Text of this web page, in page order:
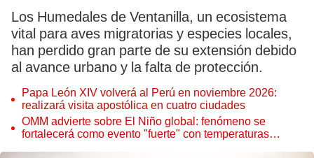
Los Humedales de Ventanilla, un ecosistema
vital para aves migratorias y especies locales,
han perdido gran parte de su extensión debido
al avance urbano y la falta de protección.
Papa León XIV volverá al Perú en noviembre 2026:
realizará visita apostólica en cuatro ciudades
OMM advierte sobre El Niño global: fenómeno se
fortalecerá como evento "fuerte" con temperaturas